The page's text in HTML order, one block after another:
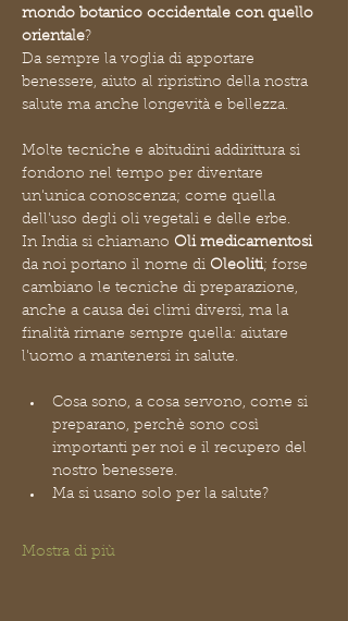
mondo botanico occidentale con quello
orientale?
Da sempre la voglia di apportare
benessere, aiuto al ripristino della nostra
salute ma anche longevità e bellezza.
Molte tecniche e abitudini addirittura si
fondono nel tempo per diventare
un'unica conoscenza; come quella
dell'uso degli oli vegetali e delle erbe.
In India si chiamano Oli medicamentosi
da noi portano il nome di Oleoliti; forse
cambiano le tecniche di preparazione,
anche a causa dei climi diversi, ma la
finalità rimane sempre quella: aiutare
l'uomo a mantenersi in salute.
Cosa sono, a cosa servono, come si
preparano, perchè sono così
importanti per noi e il recupero del
nostro benessere.
Ma si usano solo per la salute?
Mostra di più